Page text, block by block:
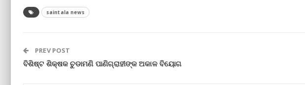
saintala news
PREV POST
ବିଶିଷ୍ଟ ଶିକ୍ଷକ ଚୁଡାମଣି ପାଣିଗ୍ରାହୀଙ୍କ ଅକାଳ ବିୟୋଗ